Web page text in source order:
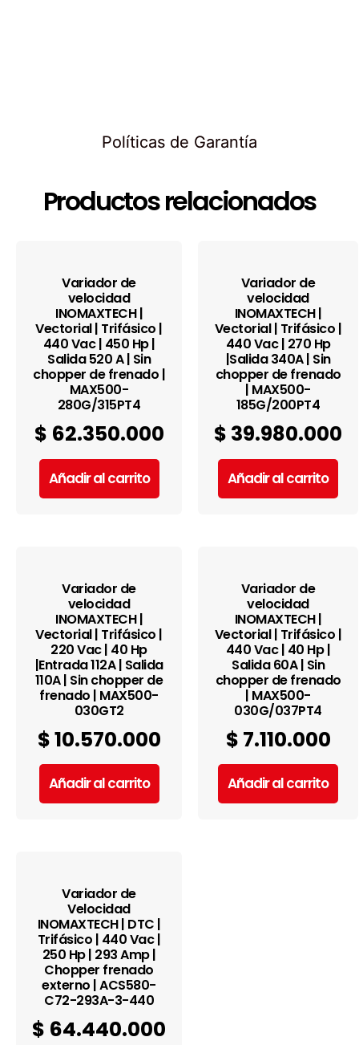
Políticas de Garantía
Productos relacionados
Variador de
velocidad
INOMAXTECH |
Vectorial | Trifásico |
440 Vac | 450 Hp |
Salida 520 A | Sin
chopper de frenado |
MAX500-
280G/315PT4
$ 62.350.000
Añadir al carrito
Variador de
velocidad
INOMAXTECH |
Vectorial | Trifásico |
440 Vac | 270 Hp
|Salida 340A | Sin
chopper de frenado
| MAX500-
185G/200PT4
$ 39.980.000
Añadir al carrito
Variador de
velocidad
INOMAXTECH |
Vectorial | Trifásico |
220 Vac | 40 Hp
|Entrada 112A | Salida
110A | Sin chopper de
frenado | MAX500-
030GT2
$10.570.000
Añadir al carrito
Variador de
velocidad
INOMAXTECH |
Vectorial | Trifásico |
440 Vac | 40 Hp |
Salida 60A | Sin
chopper de frenado
| MAX500-
030G/037PT4
$ 7.110.000
Añadir al carrito
Variador de
Velocidad
INOMAXTECH | DTC |
Trifásico | 440 Vac |
250 Hp | 293 Amp |
Chopper frenado
externo | ACS580-
C72-293A-3-440
$ 64.440.000